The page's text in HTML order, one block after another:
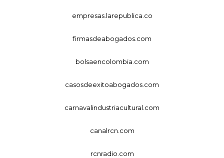
empresas.larepublica.co
firmasdeabogados.com
bolsaencolombia.com
casosdeexitoabogados.com
carnavalindustriacultural.com
canalrcn.com
rcnradio.com